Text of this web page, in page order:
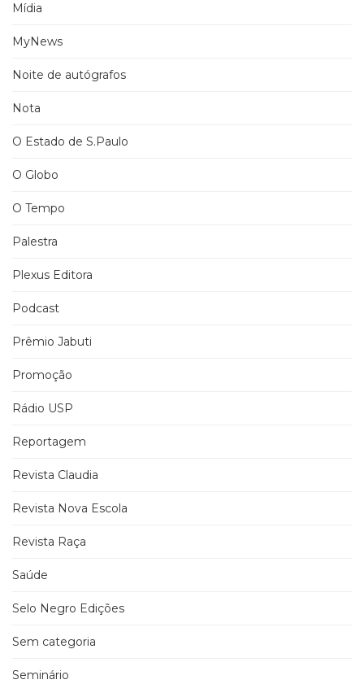
Mídia
MyNews
Noite de autógrafos
Nota
O Estado de S.Paulo
O Globo
O Tempo
Palestra
Plexus Editora
Podcast
Prêmio Jabuti
Promoção
Rádio USP
Reportagem
Revista Claudia
Revista Nova Escola
Revista Raça
Saúde
Selo Negro Edições
Sem categoria
Seminário